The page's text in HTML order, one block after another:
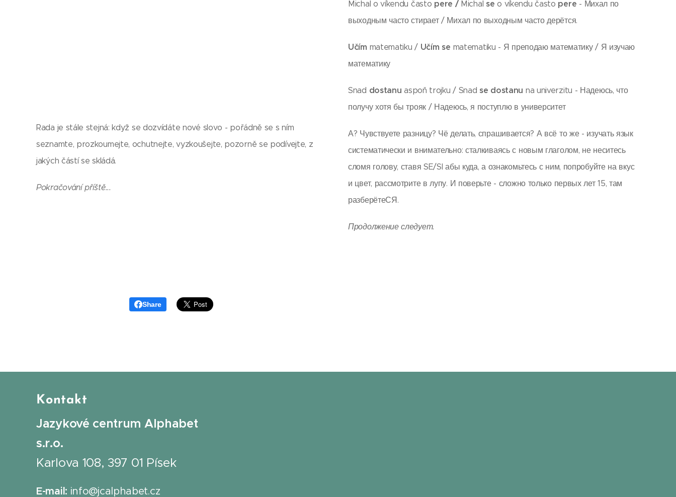
Rada je stále stejná: když se dozvídáte nové slovo - pořádně se s ním
seznamte, prozkoumejte, ochutnejte, vyzkoušejte, pozorně se podívejte, z
jakých částí se skládá.
Pokračování příště...
Michal o víkendu často pere / Michal se o víkendu často pere - Михал по
выходным часто стирает / Михал по выходным часто дерётся.
Učím matematiku / Učím se matematiku - Я преподаю математику / Я изучаю
математику
Snad dostanu aspoň trojku / Snadse dostanu na univerzitu - Надеюсь, что
получу хотя бы трояк / Надеюсь, я поступлю в университет
А? Чувствуете разницу? Чё делать, спрашивается? А всё то же - изучать язык
систематически и внимательно: сталкиваясь с новым глаголом, не неситесь
сломя голову, ставя SE/SI абы куда, а ознакомьтесь с ним, попробуйте на вкус
и цвет, рассмотрите в лупу. И поверьте - сложно только первых лет 15, там
разберётеСЯ.
Продолжение следует.
Share
Kontakt
Jazykové centrum Alphabet
s.r.o.
Karlova 108, 397 01 Písek
E-mail: info@jcalphabet.cz